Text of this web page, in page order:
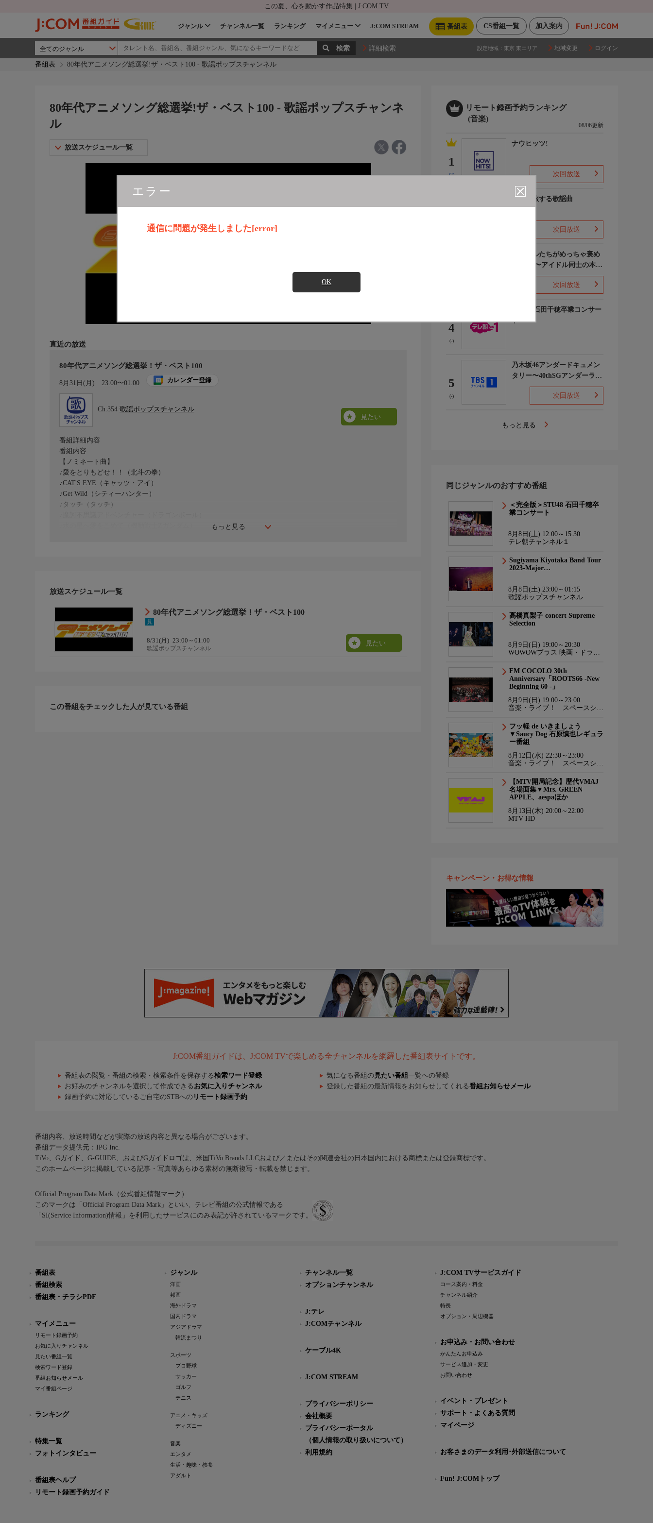
この夏、心を動かす作品特集 | J:COM TV
加入案内
CS番組一覧
番組表
ジャンル チャンネル一覧 ランキング マイメニュー J:COM STREAM
詳細検索 設定地域： 東京 東エリア 地域変更 ログイン
番組表 80年代アニメソング総選挙!ザ・ベスト100 - 歌謡ポップスチャンネル
エラー
通信に問題が発生しました[error]
OK
80年代アニメソング総選挙!ザ・ベスト100 - 歌謡ポップスチャンネ
ル
放送スケジュール一覧
直近の放送
80年代アニメソング総選挙！ザ・ベスト100
8月31日(月) 23:00〜01:00 カレンダー登録
Ch.354 歌謡ポップスチャンネル
見たい
もっと見る
番組詳細内容
番組内容
【ノミネート曲】
♪愛をとりもどせ！！（北斗の拳）
♪CAT'S EYE（キャッツ・アイ）
♪Get Wild（シティーハンター）
♪タッチ（タッチ）
放送スケジュール一覧
80年代アニメソング総選挙！ザ・ベスト100
見
8/31(月) 23:00～01:00
歌謡ポップスチャンネル
見たい
この番組をチェックした人が見ている番組
リモート録画予約ランキング
(音楽)
08/06更新
1
(2)
ナウヒッツ!
次回放送
列車で旅する歌謡曲
次回放送
ライバルたちがめっちゃ褒め
てくる!〜アイドル同士の本音
レビューSP〜
次回放送
4
(-)
STU48 石田千穂卒業コンサー
ト
5
(-)
乃木坂46アンダードキュメン
タリー〜40thSGアンダーライ
ブ舞台裏〜
次回放送
もっと見る
同じジャンルのおすすめ番組
＜完全版＞STU48 石田千穂卒
業コンサート
8月8日(土) 12:00～15:30
テレ朝チャンネル１
Sugiyama Kiyotaka Band Tour
2023-Major…
8月8日(土) 23:00～01:15
歌謡ポップスチャンネル
高橋真梨子 concert Supreme
Selection
8月9日(日) 19:00～20:30
WOWOWプラス 映画・ドラ
FM COCOLO 30th
Anniversary「ROOTS66 -New
Beginning 60 -」
8月9日(日) 19:00～23:00
音楽・ライブ！ スペースシャ
フッ軽 de いきましょう
▼Saucy Dog 石原慎也レギュラ
ー番組
8月12日(水) 22:30～23:00
音楽・ライブ！ スペースシャ
【MTV開局記念】歴代VMAJ
名場面集▼Mrs. GREEN
APPLE、aespaほか
8月13日(木) 20:00～22:00
MTV HD
キャンペーン・お得な情報
J:COM番組ガイドは、J:COM TVで楽しめる全チャンネルを網羅した番組表サイトです。
番組表の閲覧・番組の検索・検索条件を保存する検索ワード登録 気になる番組の 見たい番組 一覧への登録
お好みのチャンネルを選択して作成できる お気に入りチャンネル 登録した番組の最新情報をお知らせしてくれる番組お知らせメール
録画予約に対応しているご自宅のSTBへの リモート録画予約
番組内容、放送時間などが実際の放送内容と異なる場合がございます。
番組データ提供元：IPG Inc.
TiVo、Gガイド、G-GUIDE、およびGガイドロゴは、米国TiVo Brands LLCおよび／またはその関連会社の日本国内における商標または登録商標です。
このホームページに掲載している記事・写真等あらゆる素材の無断複写・転載を禁じます。
Official Program Data Mark（公式番組情報マーク）
このマークは「Official Program Data Mark」といい、テレビ番組の公式情報である
「SI(Service Information)情報」を利用したサービスにのみ表記が許されているマークです。
番組表
番組検索
番組表・チラシPDF
マイメニュー
リモート録画予約
お気に入りチャンネル
見たい番組一覧
検索ワード登録
番組お知らせメール
マイ番組ページ
ランキング
特集一覧
フォトインタビュー
番組表ヘルプ
リモート録画予約ガイド
ジャンル
洋画
邦画
海外ドラマ
国内ドラマ
アジアドラマ
韓流まつり
スポーツ
プロ野球
サッカー
ゴルフ
テニス
アニメ・キッズ
ディズニー
音楽
エンタメ
生活・趣味・教養
アダルト
チャンネル一覧
オプションチャンネル
J:テレ
J:COMチャンネル
ケーブル4K
J:COM STREAM
プライバシーポリシー
会社概要
プライバシーポータル
（個人情報の取り扱いについて）
利用規約
J:COM TVサービスガイド
コース案内・料金
チャンネル紹介
特長
オプション・周辺機器
お申込み・お問い合わせ
かんたんお申込み
サービス追加・変更
お問い合わせ
イベント・プレゼント
サポート・よくある質問
マイページ
お客さまのデータ利用･外部送信について
Fun! J:COMトップ